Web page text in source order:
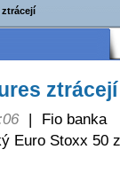
ztrácejí
|
Fio banka
Euro Stoxx 50